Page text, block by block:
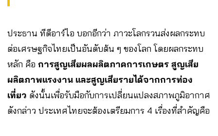
ประธาน ทีดีอาร์ไอ บอกอีกว่า ภาวะโลกรวนส่งผลกระทบ
ต่อเศรษฐกิจไทยเป็นอันดับต้น ๆ ของโลก โดยผลกระทบ
หลัก คือ การสูญเสียผลผลิตภาคการเกษตร สูญเสีย
ผลิตภาพแรงงาน และสูญเสียรายได้จากการท่อง
เที่ยว ดังนั้นเพื่อรับมือกับการเปลี่ยนแปลงสภาพภูมิอากาศ
ดังกล่าว ประเทศไทยจะต้องเตรียมการ 4 เรื่องที่สำคัญคือ